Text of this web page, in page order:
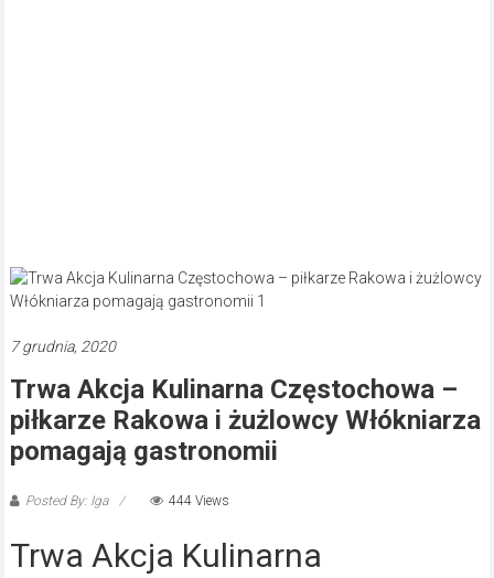
7 grudnia, 2020
Trwa Akcja Kulinarna Częstochowa –
piłkarze Rakowa i żużlowcy Włókniarza
pomagają gastronomii
Posted By: Iga 444 Views
Trwa Akcja Kulinarna